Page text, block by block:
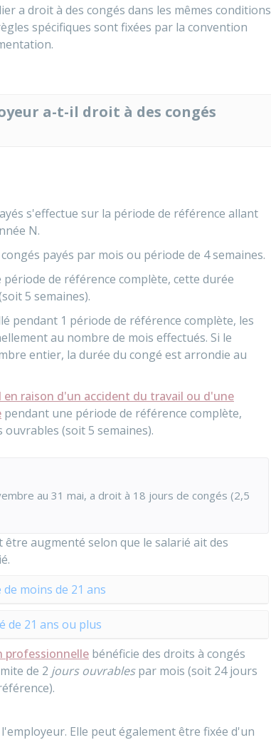
a droit à des congés dans les mêmes conditions
spécifiques sont fixées par la convention
a-t-il droit à des congés
s'effectue sur la période de référence allant
N.
payés par mois ou période de 4 semaines.
de référence complète, cette durée
5 semaines).
pendant 1 période de référence complète, les
au nombre de mois effectués. Si le
entier, la durée du congé est arrondie au
en raison d'un accident du travail ou d'une
pendant une période de référence complète,
(soit 5 semaines).
au 31 mai, a droit à 18 jours de congés (2,5
augmenté selon que le salarié ait des
de moins de 21 ans
de 21 ans ou plus
professionnelle bénéficie des droits à congés
de 2 jours ouvrablespar mois (soit 24 jours
Elle peut également être fixée d'un